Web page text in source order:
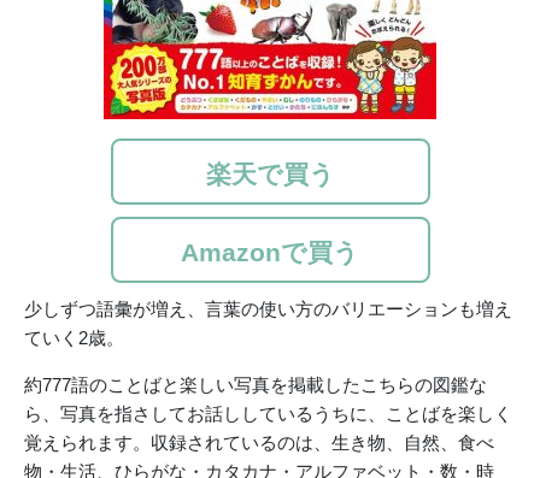
楽天で買う
Amazonで買う
少しずつ語彙が増え、言葉の使い方のバリエーションも増え
ていく2歳。
約777語のことばと楽しい写真を掲載したこちらの図鑑な
ら、写真を指さしてお話ししているうちに、ことばを楽しく
覚えられます。収録されているのは、生き物、自然、食べ
物・生活、ひらがな・カタカナ・アルファベット・数・時